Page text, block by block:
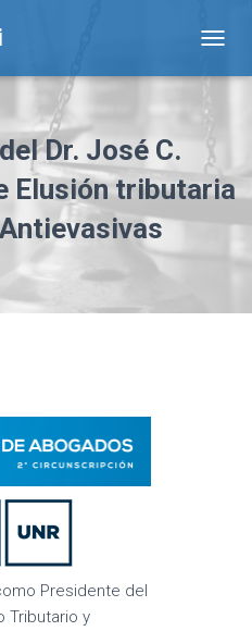
O
E
N
A
Dr. José C.
Elusión tributaria
Presidente del
Tributario y